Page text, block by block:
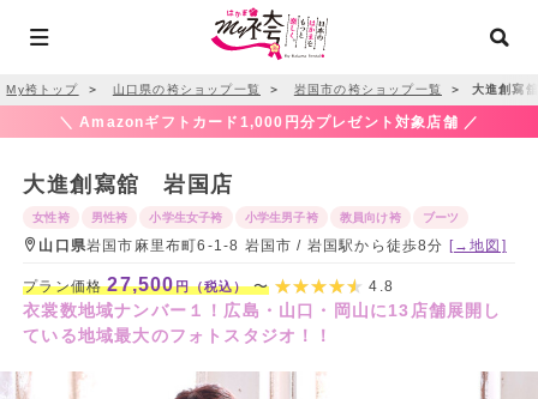
My袴トップ ＞ 山口県の袴ショップ一覧 ＞ 岩国市の袴ショップ一覧 ＞ 大進創寫
＼ Amazonギフトカード1,000円分プレゼント対象店舗 ／
大進創寫舘 岩国店
女性袴 男性袴 小学生女子袴 小学生男子袴 教員向け袴 ブーツ
山口県岩国市麻里布町6-1-8 岩国市 / 岩国駅から徒歩8分 [→地図]
プラン価格27,500円（税込）〜 4.8
衣裳数地域ナンバー１！広島・山口・岡山に13店舗展開し
ている地域最大のフォトスタジオ！！